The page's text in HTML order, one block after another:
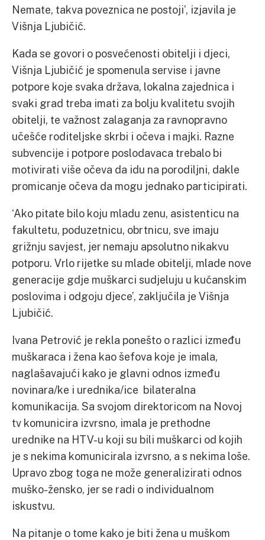
Nemate, takva poveznica ne postoji’, izjavila je
Višnja Ljubičić.
Kada se govori o posvećenosti obitelji i djeci,
Višnja Ljubičić je spomenula servise i javne
potpore koje svaka država, lokalna zajednica i
svaki grad treba imati za bolju kvalitetu svojih
obitelji, te važnost zalaganja za ravnopravno
učešće roditeljske skrbi i očeva i majki. Razne
subvencije i potpore poslodavaca trebalo bi
motivirati više očeva da idu na porodiljni, dakle
promicanje očeva da mogu jednako participirati.
‘Ako pitate bilo koju mladu zenu, asistenticu na
fakultetu, poduzetnicu, obrtnicu, sve imaju
grižnju savjest, jer nemaju apsolutno nikakvu
potporu. Vrlo rijetke su mlade obitelji, mlade nove
generacije gdje muškarci sudjeluju u kućanskim
poslovima i odgoju djece’, zaključila je Višnja
Ljubičić.
Ivana Petrović je rekla ponešto o razlici između
muškaraca i žena kao šefova koje je imala,
naglašavajući kako je glavni odnos između
novinara/ke i urednika/ice bilateralna
komunikacija. Sa svojom direktoricom na Novoj
tv komunicira izvrsno, imala je prethodne
urednike na HTV-u koji su bili muškarci od kojih
je s nekima komunicirala izvrsno, a s nekima loše.
Upravo zbog toga ne može generalizirati odnos
muško-žensko, jer se radi o individualnom
iskustvu.
Na pitanje o tome kako je biti žena u muškom